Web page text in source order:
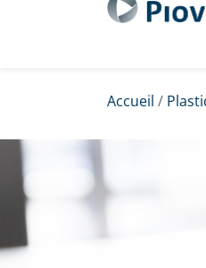
Accueil /